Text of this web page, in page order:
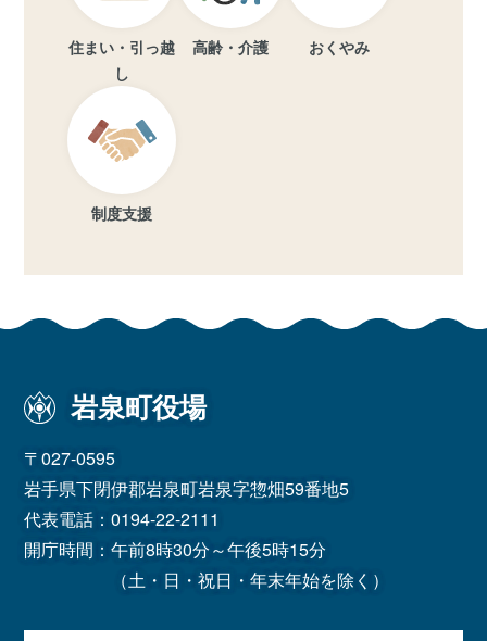
住まい・引っ越
し
高齢・介護 おくやみ
制度支援
岩泉町役場
〒027-0595
岩手県下閉伊郡岩泉町岩泉字惣畑59番地5
代表電話：0194-22-2111
開庁時間：午前8時30分～午後5時15分
（土・日・祝日・年末年始を除く）